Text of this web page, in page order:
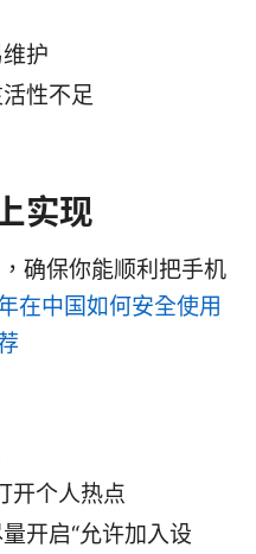
护
性不足
实现
确保你能顺利把手机
在中国如何安全使用
开个人热点
开启“允许加入设